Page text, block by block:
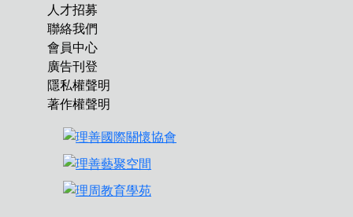
人才招募
聯絡我們
會員中心
廣告刊登
隱私權聲明
著作權聲明